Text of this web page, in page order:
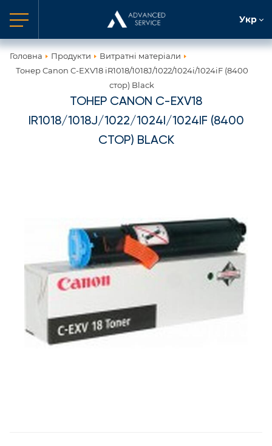
Укр
Головна Продукти
Витратні матеріали
Тонер Canon C-EXV18 iR1018/1018J/1022/1024i/1024iF (8400
стор) Black
ТОНЕР CANON C-EXV18
IR1018/1018J/1022/1024I/1024IF (8400
СТОР) BLACK